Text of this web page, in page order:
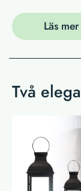
Läs mer
Två